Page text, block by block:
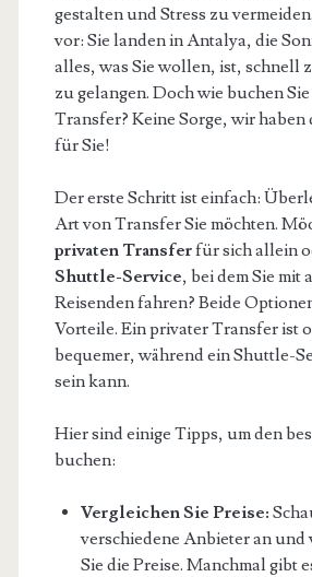
gestalten und Stress zu
vor: Sie landen in Antalya, die
alles, was Sie wollen, ist, schnell
zu gelangen. Doch wie buchen
Transfer? Keine Sorge, wir
für Sie!
Der erste Schritt ist einfach:
Art von Transfer Sie möchten.
privaten Transferfür sich allein
Shuttle-Service, bei dem Sie mit
Reisenden fahren? Beide
Vorteile. Ein privater Transfer ist
bequemer, während ein Shuttle-
sein kann.
Hier sind einige Tipps, um den
buchen:
Vergleichen Sie Preise:
verschiedene Anbieter an und
Sie die Preise. Manchmal gibt